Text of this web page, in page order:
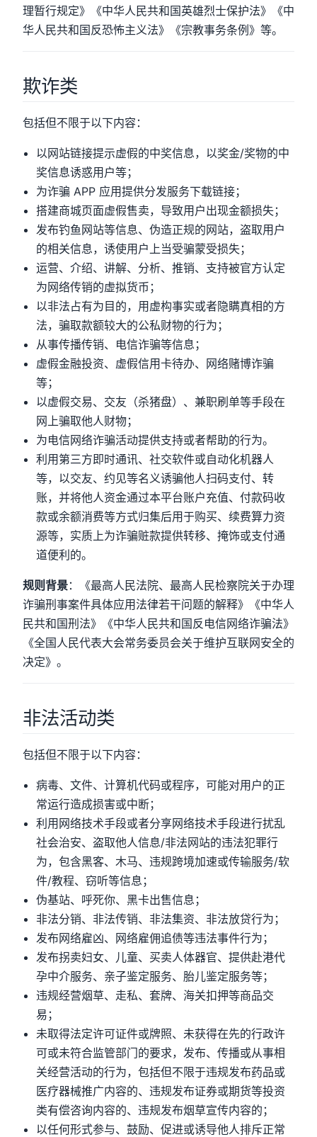
理暂行规定》《中华人民共和国英雄烈士保护法》《中
华人民共和国反恐怖主义法》《宗教事务条例》等。
欺诈类
包括但不限于以下内容：
以网站链接提示虚假的中奖信息，以奖金/奖物的中
奖信息诱惑用户等；
为诈骗 APP 应用提供分发服务下载链接；
搭建商城页面虚假售卖，导致用户出现金额损失；
发布钓鱼网站等信息、伪造正规的网站，盗取用户
的相关信息，诱使用户上当受骗蒙受损失；
运营、介绍、讲解、分析、推销、支持被官方认定
为网络传销的虚拟货币；
以非法占有为目的，用虚构事实或者隐瞒真相的方
法，骗取款额较大的公私财物的行为；
从事传播传销、电信诈骗等信息；
虚假金融投资、虚假信用卡待办、网络赌博诈骗
等；
以虚假交易、交友（杀猪盘）、兼职刷单等手段在
网上骗取他人财物；
为电信网络诈骗活动提供支持或者帮助的行为。
利用第三方即时通讯、社交软件或自动化机器人
等，以交友、约见等名义诱骗他人扫码支付、转
账，并将他人资金通过本平台账户充值、付款码收
款或余额消费等方式归集后用于购买、续费算力资
源等，实质上为诈骗赃款提供转移、掩饰或支付通
道便利的。
规则背景：《最高人民法院、最高人民检察院关于办理
诈骗刑事案件具体应用法律若干问题的解释》《中华人
民共和国刑法》《中华人民共和国反电信网络诈骗法》
《全国人民代表大会常务委员会关于维护互联网安全的
决定》。
非法活动类
包括但不限于以下内容：
病毒、文件、计算机代码或程序，可能对用户的正
常运行造成损害或中断；
利用网络技术手段或者分享网络技术手段进行扰乱
社会治安、盗取他人信息/非法网站的违法犯罪行
为，包含黑客、木马、违规跨境加速或传输服务/软
件/教程、窃听等信息；
伪基站、呼死你、黑卡出售信息；
非法分销、非法传销、非法集资、非法放贷行为；
发布网络雇凶、网络雇佣追债等违法事件行为；
发布拐卖妇女、儿童、买卖人体器官、提供赴港代
孕中介服务、亲子鉴定服务、胎儿鉴定服务等；
违规经营烟草、走私、套牌、海关扣押等商品交
易；
未取得法定许可证件或牌照、未获得在先的行政许
可或未符合监管部门的要求，发布、传播或从事相
关经营活动的行为，包括但不限于违规发布药品或
医疗器械推广内容的、违规发布证券或期货等投资
类有偿咨询内容的、违规发布烟草宣传内容的；
以任何形式参与、鼓励、促进或诱导他人排斥正常